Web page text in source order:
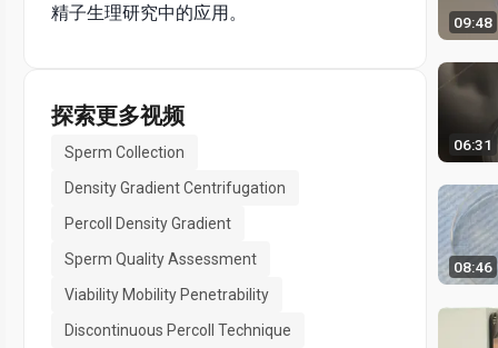
精子生理研究中的应用。
探索更多视频
Sperm Collection
Density Gradient Centrifugation
Percoll Density Gradient
Sperm Quality Assessment
Viability Mobility Penetrability
Discontinuous Percoll Technique
09:48
06:31
08:46